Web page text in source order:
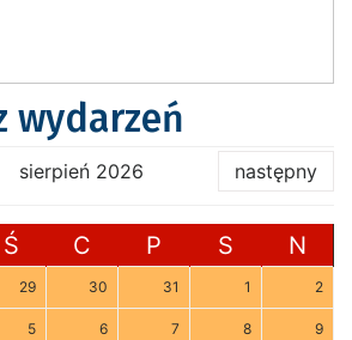
wydarzeń
sierpień 2026 następny
Ś C P S N
29 30 31 1 2
5 6 7 8 9